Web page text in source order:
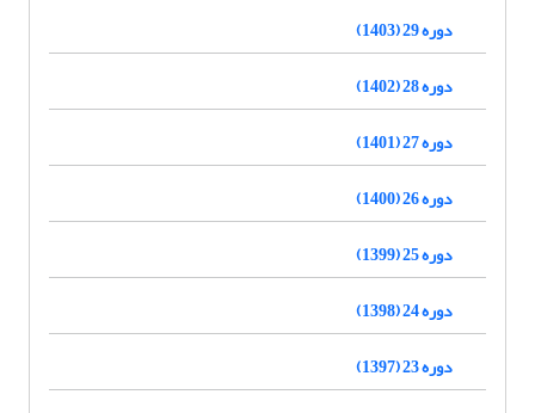
دوره 29 (1403)
دوره 28 (1402)
دوره 27 (1401)
دوره 26 (1400)
دوره 25 (1399)
دوره 24 (1398)
دوره 23 (1397)